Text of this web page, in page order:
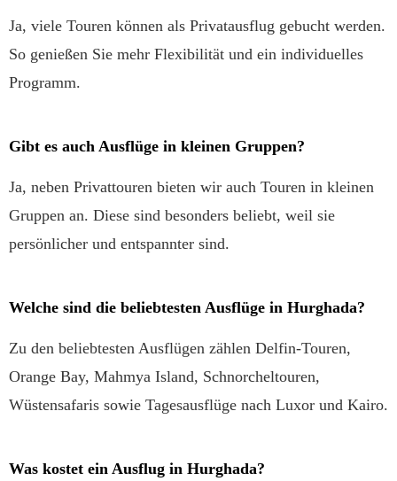
Ja, viele Touren können als Privatausflug gebucht werden.
So genießen Sie mehr Flexibilität und ein individuelles
Programm.
Gibt es auch Ausflüge in kleinen Gruppen?
Ja, neben Privattouren bieten wir auch Touren in kleinen
Gruppen an. Diese sind besonders beliebt, weil sie
persönlicher und entspannter sind.
Welche sind die beliebtesten Ausflüge in Hurghada?
Zu den beliebtesten Ausflügen zählen Delfin-Touren,
Orange Bay, Mahmya Island, Schnorcheltouren,
Wüstensafaris sowie Tagesausflüge nach Luxor und Kairo.
Was kostet ein Ausflug in Hurghada?